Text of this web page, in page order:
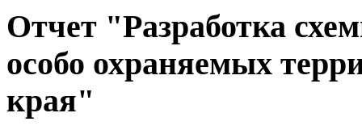
Отчет "Разработка
особо охраняемых
края"